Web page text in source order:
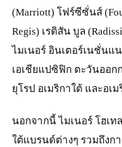
(Marriott) โฟร์ซีซั่นส์
Regis) เรดิสัน บูล
ไมเนอร์ อินเตอร์เนชั่นแ
เอเชียแปซิฟิก ตะวันออก
ยุโรป อเมริกาใต้ และอเ
นอกจากนี้ ไมเนอร์ โฮเ
ใต้แบรนด์ต่างๆ รวมถึงก